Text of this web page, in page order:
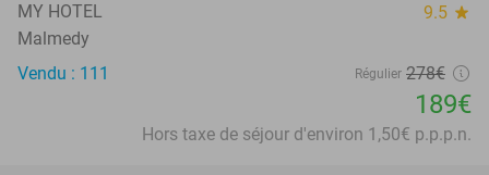
MY HOTEL 9.5 star
Malmedy
Vendu : 111
Régulier 278€
189€
Hors taxe de séjour d'environ 1,50€ p.p.p.n.